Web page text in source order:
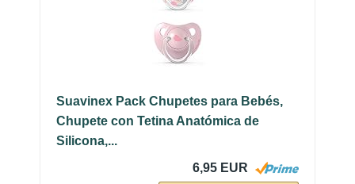
Suavinex Pack Chupetes para Bebés,
Chupete con Tetina Anatómica de
Silicona,...
6,95 EUR